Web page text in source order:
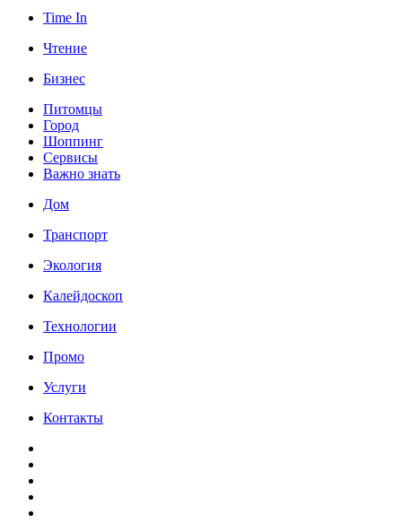
Time In
Чтение
Бизнес
Питомцы
Город
Шоппинг
Сервисы
Важно знать
Дом
Транспорт
Экология
Калейдоскоп
Технологии
Промо
Услуги
Контакты